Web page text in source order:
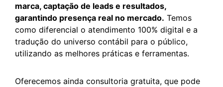
marca, captação de leads e resultados,
garantindo presença real no mercado. Temos
como diferencial o atendimento 100% digital e a
tradução do universo contábil para o público,
utilizando as melhores práticas e ferramentas.
Oferecemos ainda consultoria gratuita, que pode